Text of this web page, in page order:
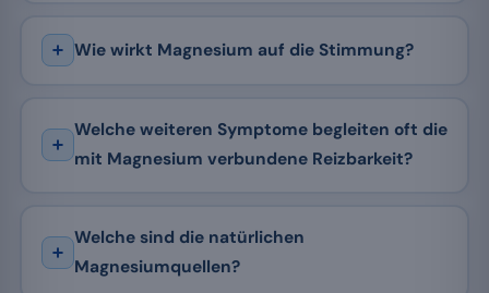
Wie wirkt Magnesium auf die Stimmung?
Welche weiteren Symptome begleiten oft die
mit Magnesium verbundene Reizbarkeit?
Welche sind die natürlichen
Magnesiumquellen?